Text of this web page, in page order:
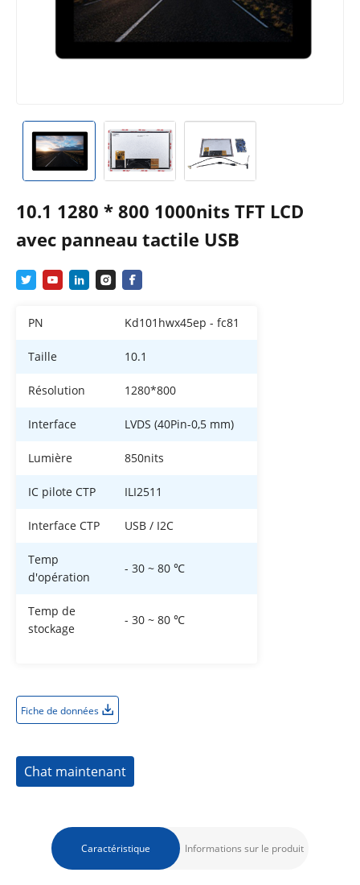
10.1 1280 * 800 1000nits TFT LCD
avec panneau tactile USB
PN Kd101hwx45ep - fc81
Taille 10.1
Résolution 1280*800
Interface LVDS (40Pin-0,5 mm)
Lumière 850nits
IC pilote CTP ILI2511
Interface CTP USB / I2C
Temp
d'opération
- 30 ~ 80 ℃
Temp de
stockage
- 30 ~ 80 ℃
Fiche de données
Chat maintenant
Caractéristique Informations sur le produit